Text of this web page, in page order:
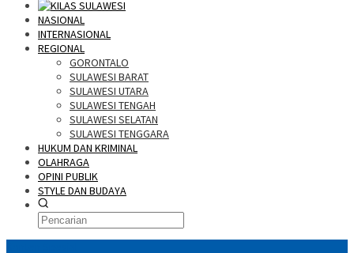
NASIONAL
INTERNASIONAL
REGIONAL
GORONTALO
SULAWESI BARAT
SULAWESI UTARA
SULAWESI TENGAH
SULAWESI SELATAN
SULAWESI TENGGARA
HUKUM DAN KRIMINAL
OLAHRAGA
OPINI PUBLIK
STYLE DAN BUDAYA